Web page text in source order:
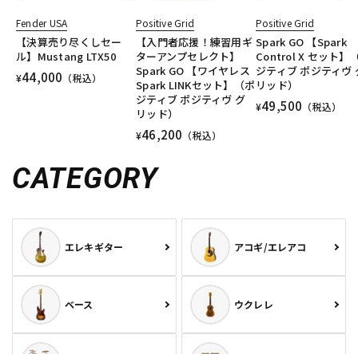
Fender USA
【決算売り尽くしセー
ル】Mustang LTX50
¥44,000 （税込）
Positive Grid
【入門者応援！練習用ギ
ターアンプセレクト】
Spark GO 【ワイヤレス
Spark LINKセット】（ポ
ジティブ ポジティヴ グ
リッド）
¥46,200 （税込）
Positive Grid
Spark GO 【Spark
Control X セット】
ジティブ ポジティヴ
リッド）
¥49,500 （税込）
CATEGORY
エレキギター アコギ/エレアコ
ベース ウクレレ